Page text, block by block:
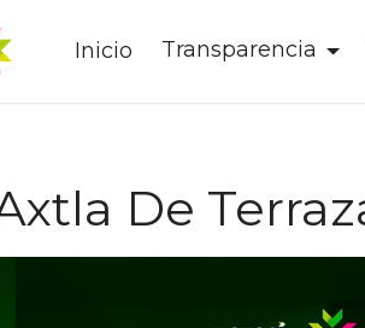
Inicio Transparencia
De